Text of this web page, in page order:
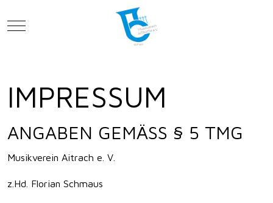
Mobile Menu Toggle
IMPRESSUM
ANGABEN GEMÄSS § 5 TMG
Musikverein Aitrach e. V.
z.Hd. Florian Schmaus